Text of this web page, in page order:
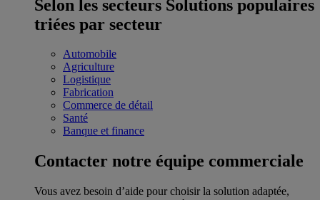
Selon les secteurs Solutions populaires
triées par secteur
Automobile
Agriculture
Logistique
Fabrication
Commerce de détail
Santé
Banque et finance
Contacter notre équipe commerciale
Vous avez besoin d’aide pour choisir la solution adaptée,